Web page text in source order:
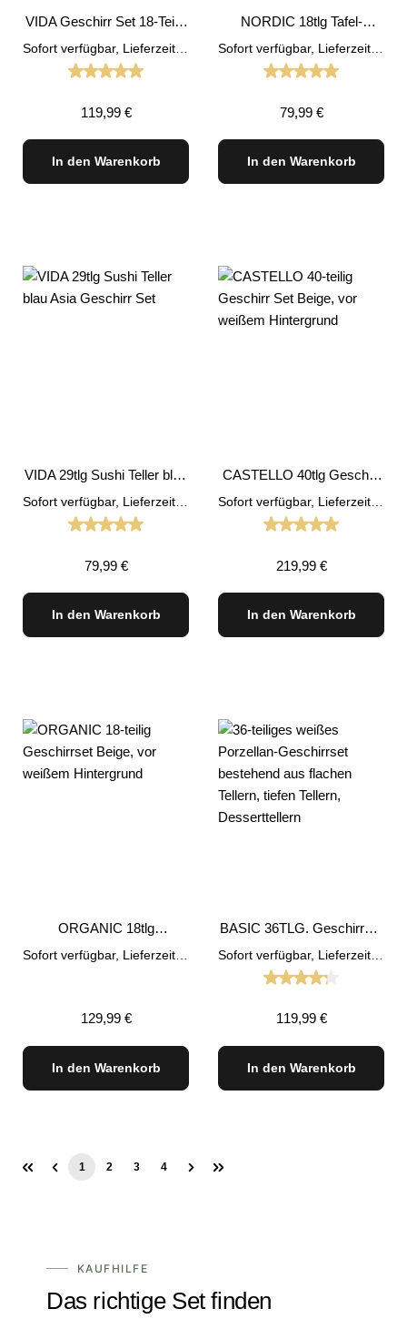
VIDA Geschirr Set 18-Teilig
Durchschnittliche Bewertung von 5 von 5 Sternen
Regulärer Preis:
119,99 €
In den Warenkorb
NORDIC 18tlg Tafel-
Schwarz
Durchschnittliche
Regulärer Preis:
79,99 €
In den Warenkorb
VIDA 29tlg Sushi Teller blau
Durchschnittliche Bewertung von 5 von 5 Sternen
Regulärer Preis:
79,99 €
In den Warenkorb
CASTELLO 40tlg Geschirr
Durchschnittliche
Regulärer Preis:
219,99 €
In den Warenkorb
ORGANIC 18tlg
Regulärer Preis:
129,99 €
In den Warenkorb
BASIC 36TLG. Geschirrset
Durchschnittliche
Regulärer Preis:
119,99 €
In den Warenkorb
Seite
1
Seite
2
Seite
3
Seite
4
KAUFHILFE
Das richtige Set finden